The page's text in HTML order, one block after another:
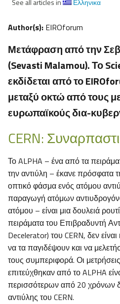
See all articles in
Ελληνικα
Author(s): EIROforum
Μετάφραση από την
(Sevasti Malamou). Το
εκδίδεται από το
μεταξύ οκτώ από τους
ευρωπαϊκούς δια-
CERN:
Το ALPHA – ένα από τα
την αντιύλη – έκανε πρόσφατα
οπτικό φάσμα ενός ατόμου
παραγωγή ατόμων
ατόμου – είναι μια δουλειά
πειράματα του Επιβραδυντή
Decelerator) του CERN, δεν
να τα παγιδέψουν και να
τους συμπεριφορά. Οι
επιτεύχθηκαν από το ALPHA
περισσότερων από 20 χρόνων
αντιύλης του CERN.